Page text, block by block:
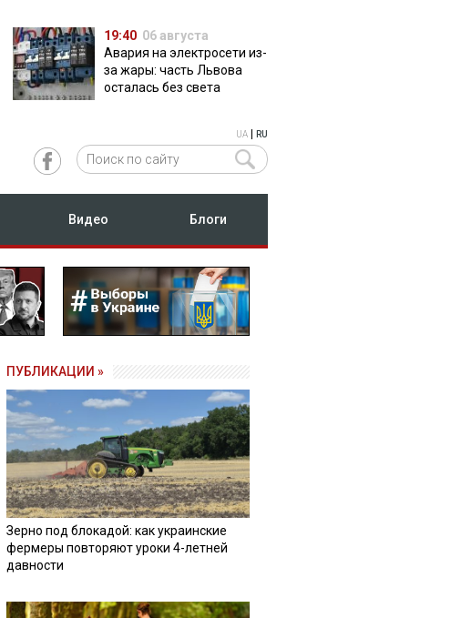
19:40 06 августа
Авария на электросети из-
за жары: часть Львова
осталась без света
UA RU
Видео Блоги
ПУБЛИКАЦИИ »
Зерно под блокадой: как украинские
фермеры повторяют уроки 4-летней
давности